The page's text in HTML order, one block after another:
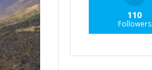
110
Followers